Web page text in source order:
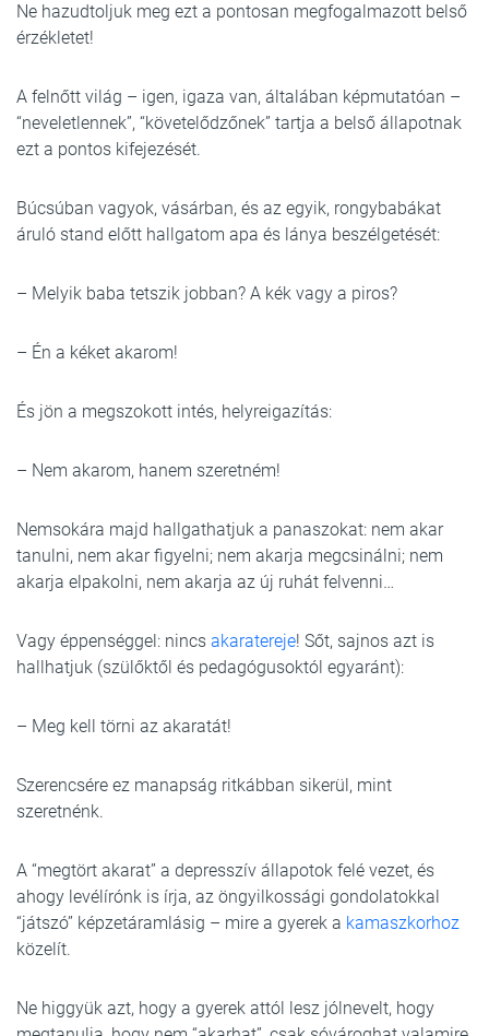
Ne hazudtoljuk meg ezt a pontosan megfogalmazott belső
érzékletet!
A felnőtt világ – igen, igaza van, általában képmutatóan –
“neveletlennek”, “követelődzőnek” tartja a belső állapotnak
ezt a pontos kifejezését.
Búcsúban vagyok, vásárban, és az egyik, rongybabákat
áruló stand előtt hallgatom apa és lánya beszélgetését:
– Melyik baba tetszik jobban? A kék vagy a piros?
– Én a kéket akarom!
És jön a megszokott intés, helyreigazítás:
– Nem akarom, hanem szeretném!
Nemsokára majd hallgathatjuk a panaszokat: nem akar
tanulni, nem akar figyelni; nem akarja megcsinálni; nem
akarja elpakolni, nem akarja az új ruhát felvenni…
Vagy éppenséggel: nincs akaratereje! Sőt, sajnos azt is
hallhatjuk (szülőktől és pedagógusoktól egyaránt):
– Meg kell törni az akaratát!
Szerencsére ez manapság ritkábban sikerül, mint
szeretnénk.
A “megtört akarat” a depresszív állapotok felé vezet, és
ahogy levélírónk is írja, az öngyilkossági gondolatokkal
“játszó” képzetáramlásig – mire a gyerek a kamaszkorhoz
közelít.
Ne higgyük azt, hogy a gyerek attól lesz jólnevelt, hogy